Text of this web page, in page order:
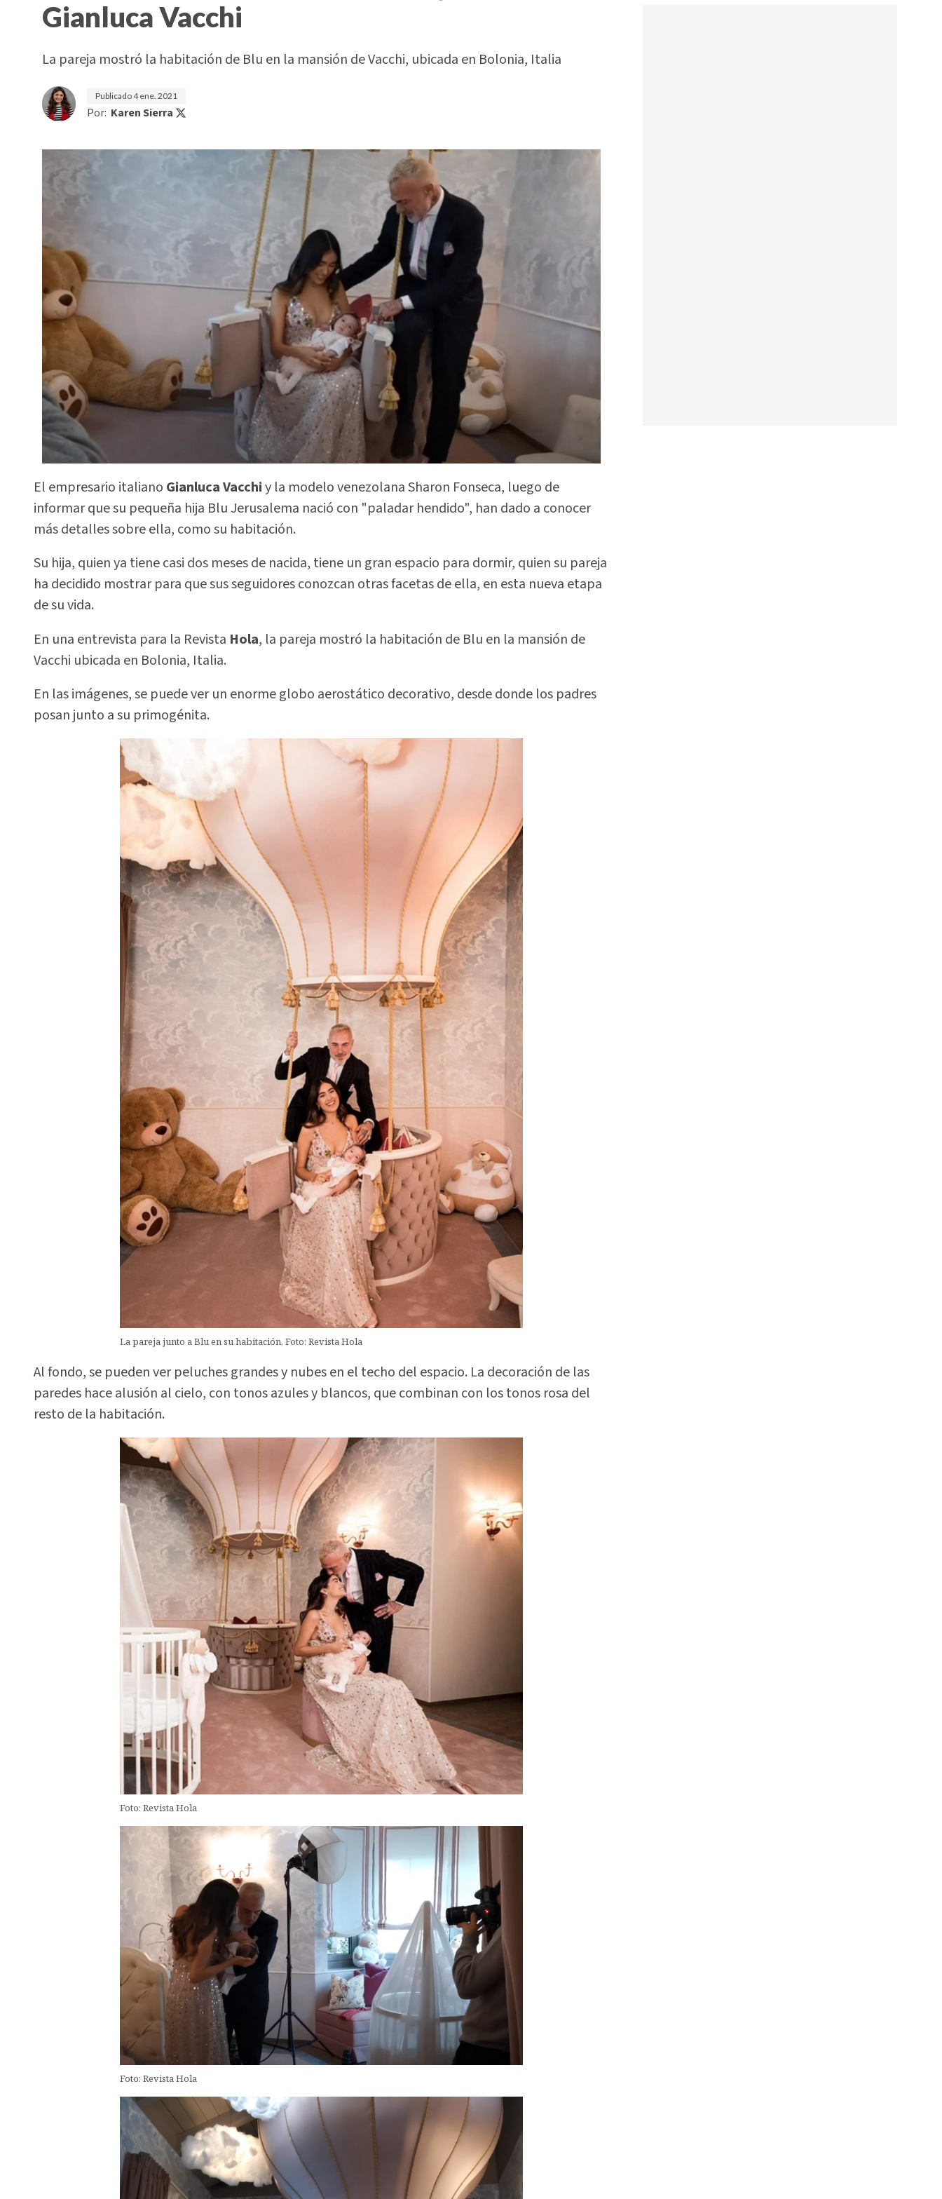
Gianluca Vacchi
La pareja mostró la habitación de Blu en la mansión de Vacchi, ubicada en Bolonia, Italia
Publicado4 ene. 2021
Por: Karen Sierra
El empresario italiano Gianluca Vacchiy la modelo venezolana Sharon Fonseca, luego de
informar que su pequeña hija Blu Jerusalema nació con "paladar hendido", han dado a conocer
más detalles sobre ella, como su habitación.
Su hija, quien ya tiene casi dos meses de nacida, tiene un gran espacio para dormir, quien su pareja
ha decidido mostrar para que sus seguidores conozcan otras facetas de ella, en esta nueva etapa
de su vida.
En una entrevista para la Revista Hola, la pareja mostró la habitación de Blu en la mansión de
Vacchi ubicada en Bolonia, Italia.
En las imágenes, se puede ver un enorme globo aerostático decorativo, desde donde los padres
posan junto a su primogénita.
La pareja junto a Blu en su habitación. Foto: Revista Hola
Al fondo, se pueden ver peluches grandes y nubes en el techo del espacio. La decoración de las
paredes hace alusión al cielo, con tonos azules y blancos, que combinan con los tonos rosa del
resto de la habitación.
Foto: Revista Hola
Foto: Revista Hola